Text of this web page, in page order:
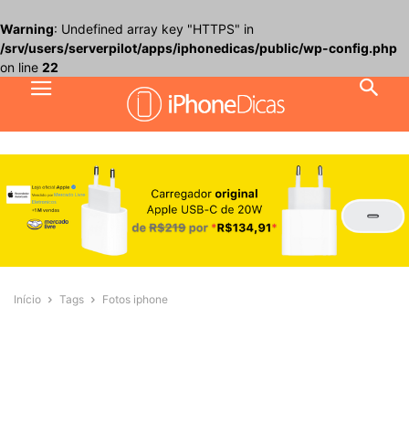
Warning: Undefined array key "HTTPS" in
/srv/users/serverpilot/apps/iphonedicas/public/wp-config.php
on line 22
Início Tags Fotos iphone